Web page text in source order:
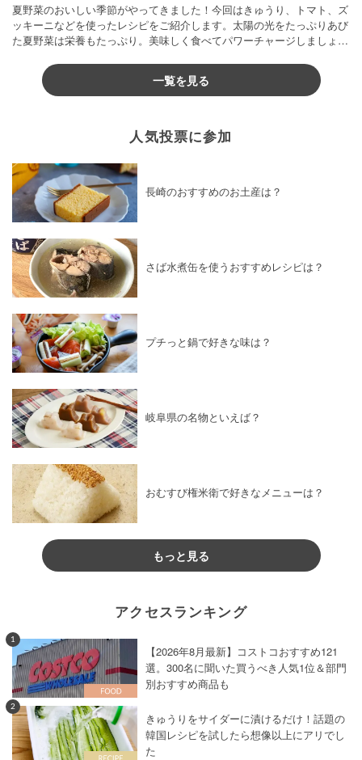
夏野菜のおいしい季節がやってきました！今回はきゅうり、トマト、ズ
ッキーニなどを使ったレシピをご紹介します。太陽の光をたっぷりあび
た夏野菜は栄養もたっぷり。美味しく食べてパワーチャージしましょう
一覧を見る
人気投票に参加
長崎のおすすめのお土産は？
さば水煮缶を使うおすすめレシピは？
プチっと鍋で好きな味は？
岐阜県の名物といえば？
おむすび権米衛で好きなメニューは？
もっと見る
アクセスランキング
1
【2026年8月最新】コストコおすすめ121
選。300名に聞いた買うべき人気1位＆部門
別おすすめ商品も
2
きゅうりをサイダーに漬けるだけ！話題の
韓国レシピを試したら想像以上にアリでし
た